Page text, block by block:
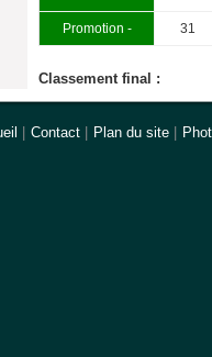
Promotion - 31
Classement final :
| Contact | Plan du site |